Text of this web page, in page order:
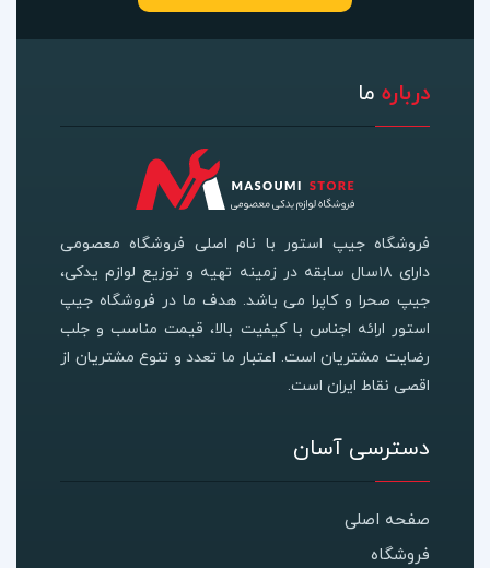
درباره ما
فروشگاه جیپ استور با نام اصلی فروشگاه معصومی
دارای ۱۸سال سابقه در زمینه تهیه و توزیع لوازم یدکی،
جیپ صحرا و کاپرا می باشد. هدف ما در فروشگاه جیپ
استور ارائه اجناس با کیفیت بالا، قیمت مناسب و جلب
رضایت مشتریان است. اعتبار ما تعدد و تنوع مشتریان از
اقصی نقاط ایران است.
دسترسی آسان
صفحه اصلی
فروشگاه